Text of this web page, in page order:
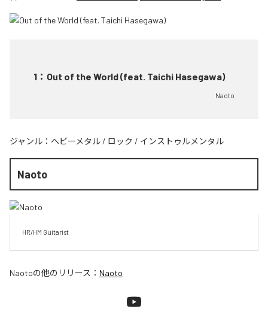
1 ： Out of the World (feat. Taichi Hasegawa)
Naoto
ジャンル： ヘビーメタル / ロック / インストゥルメンタル
Naoto
HR/HM Guitarist
Naotoの他のリリース： Naoto